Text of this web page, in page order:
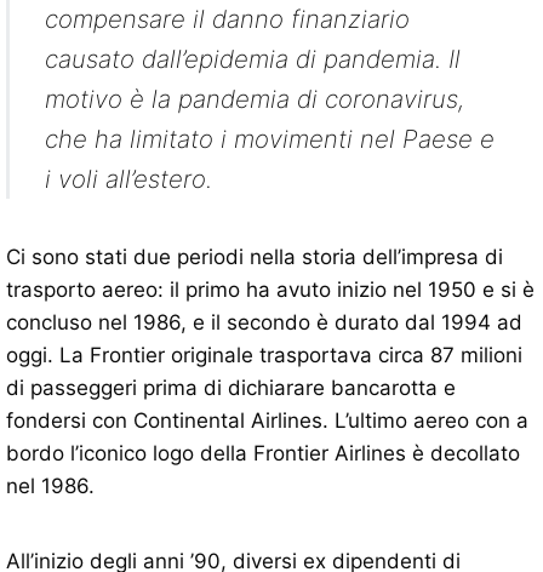
compensare il danno finanziario
causato dall’epidemia di pandemia. Il
motivo è la pandemia di coronavirus,
che ha limitato i movimenti nel Paese e
i voli all’estero.
Ci sono stati due periodi nella storia dell’impresa di
trasporto aereo: il primo ha avuto inizio nel 1950 e si è
concluso nel 1986, e il secondo è durato dal 1994 ad
oggi. La Frontier originale trasportava circa 87 milioni
di passeggeri prima di dichiarare bancarotta e
fondersi con Continental Airlines. L’ultimo aereo con a
bordo l’iconico logo della Frontier Airlines è decollato
nel 1986.
All’inizio degli anni ’90, diversi ex dipendenti di